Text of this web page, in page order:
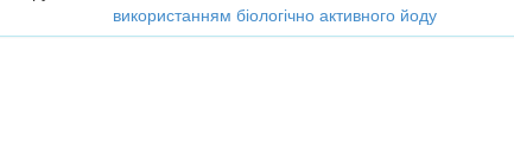
використанням біологічно активного йоду